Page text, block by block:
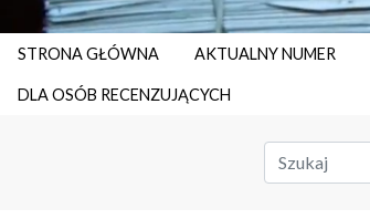
STRONA GŁÓWNA AKTUALNY NUMER
DLA OSÓB RECENZUJĄCYCH